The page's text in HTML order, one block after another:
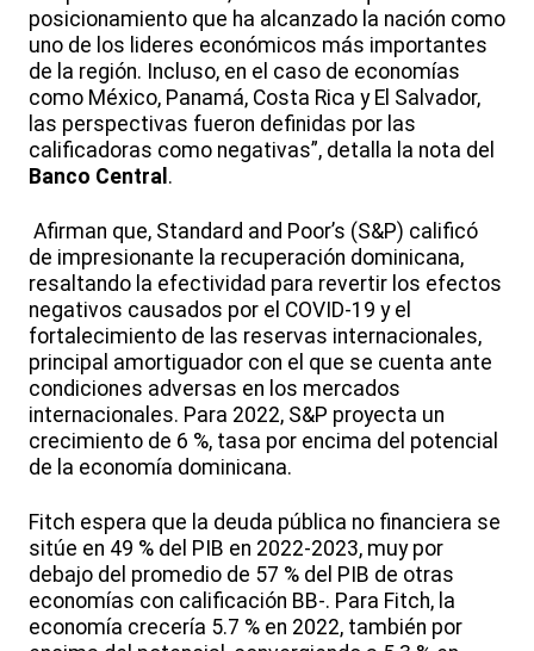
posicionamiento que ha alcanzado la nación como
uno de los lideres económicos más importantes
de la región. Incluso, en el caso de economías
como México, Panamá, Costa Rica y El Salvador,
las perspectivas fueron definidas por las
calificadoras como negativas”, detalla la nota del
Banco Central .
Afirman que, Standard and Poor’s (S&P) calificó
de impresionante la recuperación dominicana,
resaltando la efectividad para revertir los efectos
negativos causados por el COVID-19 y el
fortalecimiento de las reservas internacionales,
principal amortiguador con el que se cuenta ante
condiciones adversas en los mercados
internacionales. Para 2022, S&P proyecta un
crecimiento de 6 %, tasa por encima del potencial
de la economía dominicana.
Fitch espera que la deuda pública no financiera se
sitúe en 49 % del PIB en 2022-2023, muy por
debajo del promedio de 57 % del PIB de otras
economías con calificación BB-. Para Fitch, la
economía crecería 5.7 % en 2022, también por